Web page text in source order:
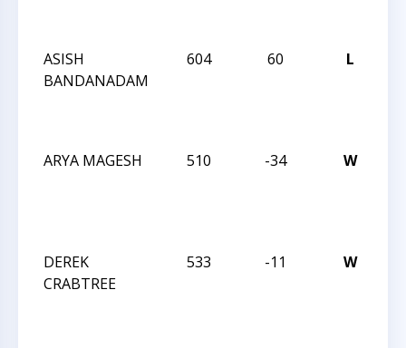
ASISH
BANDANADAM
604 60 L
ARYA MAGESH
510 -34 W
DEREK
CRABTREE
533 -11 W